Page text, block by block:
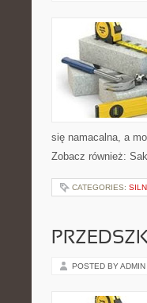
się namacalna, a
Zobacz również:
CATEGORIES:
POSTED BY ADMIN